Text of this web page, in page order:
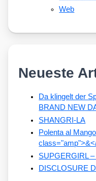
Web
Neueste
Da klingelt der
BRAND NEW
SHANGRI-LA
Polenta al
SUPGERGIRL
DISCLOSURE